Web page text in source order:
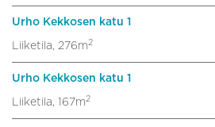
Urho Kekkosen katu 1
Liiketila, 276m 2
Urho Kekkosen katu 1
Liiketila, 167m 2